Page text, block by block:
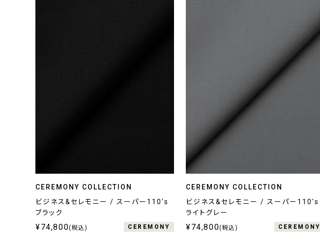
CEREMONY COLLECTION
ビジネス&セレモニー / スーパー110's
ブラック
¥74,800(税込) CEREMONY
CEREMONY COLLECTION
ビジネス&セレモニー / スーパー110's
ライトグレー
¥74,800(税込) CEREMONY